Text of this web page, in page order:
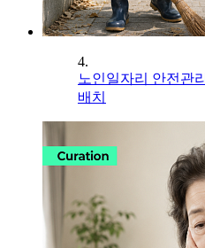
4.
노인일자리 안전관
배치